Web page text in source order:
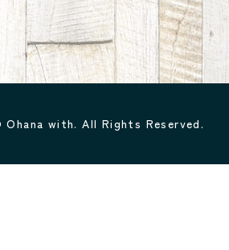
with. All Rights Reserved.